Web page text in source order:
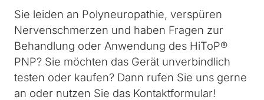
Sie leiden an Polyneuropathie, verspüren
Nervenschmerzen und haben Fragen zur
Behandlung oder Anwendung des HiToP®
PNP? Sie möchten das Gerät unverbindlich
testen oder kaufen? Dann rufen Sie uns gerne
an oder nutzen Sie das Kontaktformular!